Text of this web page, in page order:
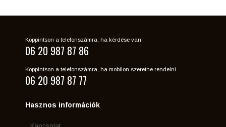
Koppintson a telefonszámra, ha kérdése van
06 20 987 87 86
Koppintson a telefonszámra, ha mobilon szeretne rendelni
06 20 987 87 77
Hasznos információk